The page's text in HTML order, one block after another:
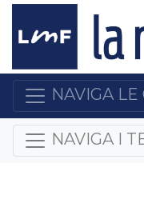
NAVIGA LE
NAVIGA I